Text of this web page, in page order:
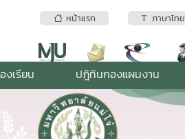
หน้าแรก ภาษาไทย
งเรียน ปฎิทินกองแผนงาน